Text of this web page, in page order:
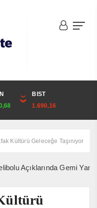
BIST
1.690,16
CUMHURİYET
44,829,00
Kültürü Geleceğe Taşınıyor
Gemi Yangını